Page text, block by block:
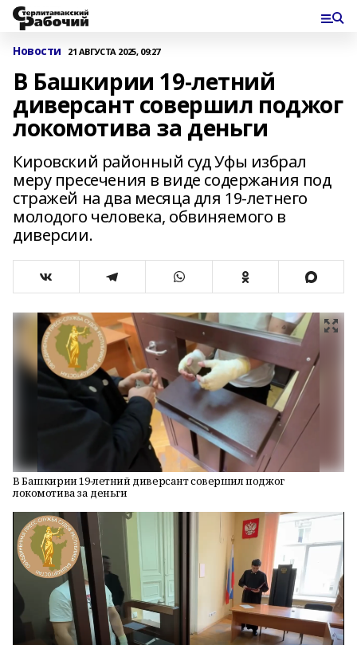
Новости 21 АВГУСТА 2025, 09:27
В Башкирии 19-летний
диверсант совершил поджог
локомотива за деньги
Кировский районный суд Уфы избрал
меру пресечения в виде содержания под
стражей на два месяца для 19-летнего
молодого человека, обвиняемого в
диверсии.
В Башкирии 19-летний диверсант совершил поджог
локомотива за деньги